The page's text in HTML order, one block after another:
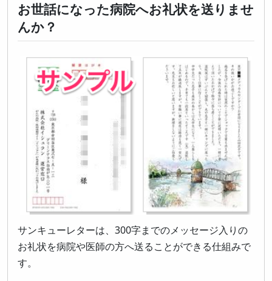
お世話になった病院へお礼状を送りませ
んか？
サンキューレターは、300字までのメッセージ入りの
お礼状を病院や医師の方へ送ることができる仕組みで
す。